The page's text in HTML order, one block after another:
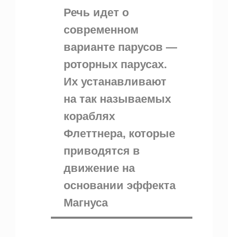
Речь идет о
современном
варианте парусов —
роторных парусах.
Их устанавливают
на так называемых
кораблях
Флеттнера, которые
приводятся в
движение на
основании эффекта
Магнуса